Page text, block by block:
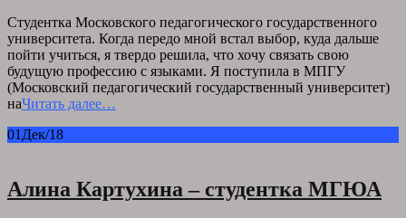
Студентка Московского педагогического государственного
университета. Когда передо мной встал выбор, куда дальше
пойти учиться, я твердо решила, что хочу связать свою
будущую профессию с языками. Я поступила в МПГУ
(Московский педагогический государственный университет)
наЧитать далее…
01 Дек/18
Алина Картухина – студентка МГЮА